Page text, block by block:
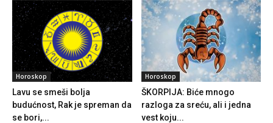
Horoskop
Lavu se smeši bolja
budućnost, Rak je spreman da
se bori,...
Horoskop
ŠKORPIJA: Biće mnogo
razloga za sreću, ali i jedna
vest koju...